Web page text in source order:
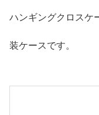
ハンギングクロスケ
装ケースです。